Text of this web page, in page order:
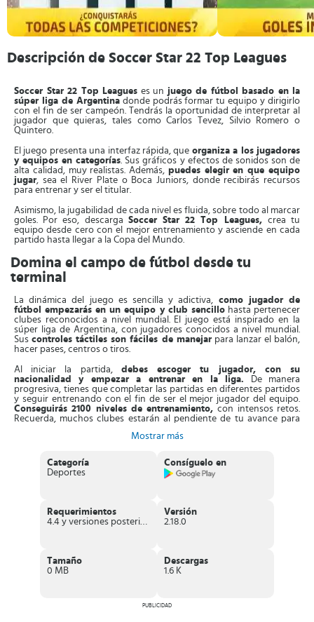
Descripción de Soccer Star 22 Top Leagues
Soccer Star 22 Top Leagues es un juego de fútbol basado en la
súper liga de Argentinadonde podrás formar tu equipo y dirigirlo
con el fin de ser campeón. Tendrás la oportunidad de interpretar al
jugador que quieras, tales como Carlos Tevez, Silvio Romero o
Quintero.
El juego presenta una interfaz rápida, que organiza a los jugadores
y equipos en categorías. Sus gráficos y efectos de sonidos son de
alta calidad, muy realistas. Además, puedes elegir en que equipo
jugar, sea el River Plate o Boca Juniors, donde recibirás recursos
para entrenar y ser el titular.
Asimismo, la jugabilidad de cada nivel es fluida, sobre todo al marcar
goles. Por eso, descarga Soccer Star 22 Top Leagues, crea tu
equipo desde cero con el mejor entrenamiento y asciende en cada
partido hasta llegar a la Copa del Mundo.
Domina el campo de fútbol desde tu
terminal
La dinámica del juego es sencilla y adictiva, como jugador de
fútbol empezarás en un equipo y club sencillohasta pertenecer
clubes reconocidos a nivel mundial. El juego está inspirado en la
súper liga de Argentina, con jugadores conocidos a nivel mundial.
Suscontroles táctiles son fáciles de manejarpara lanzar el balón,
hacer pases, centros o tiros.
Al iniciar la partida, debes escoger tu jugador, con su
nacionalidad y empezar a entrenar en la liga. De manera
progresiva, tienes que completar las partidas en diferentes partidos
y seguir entrenando con el fin de ser el mejor jugador del equipo.
Conseguirás 2100 niveles de entrenamiento,con intensos retos.
Recuerda, muchos clubes estarán al pendiente de tu avance para
patrocinadores famosos
, que te impulsen en tu carrera futbolística.
Si lo logras, recibirás recursos para ti, el equipo y un buen
presupuesto. Asimismo, el juego consta de
posible por ganar.
Aparte de esto,
Soccer Star 22 Top League dispone de cajas con
peinados, uniformes y ropa para ir a entrevistas.
Mostrar más
Categoría
Deportes
Consíguelo en
Requerimientos
4.4 y versiones posteriores
Versión
2.18.0
Tamaño
0 MB
Descargas
1.6 K
PUBLICIDAD